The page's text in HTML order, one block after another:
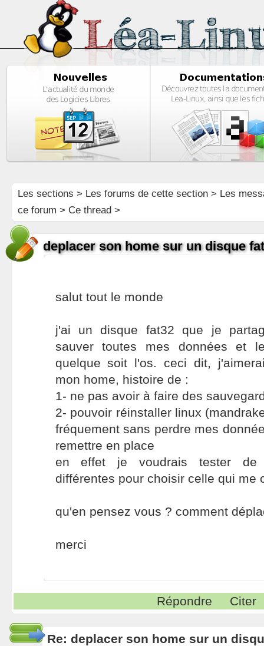
Les sections > Les forums de cette section> Les
ce forum > Ce thread >
deplacer son home sur un disque
salut tout le monde
j'ai un disque fat32 que je
sauver toutes mes données et
quelque soit l'os. ceci dit,
mon home, histoire de :
1- ne pas avoir à faire des
2- pouvoir réinstaller linux
fréquement sans perdre mes
remettre en place
en effet je voudrais tester de
différentes pour choisir celle qui me
qu'en pensez vous ? comment
merci
Répondre Citer
Re: deplacer son home sur un